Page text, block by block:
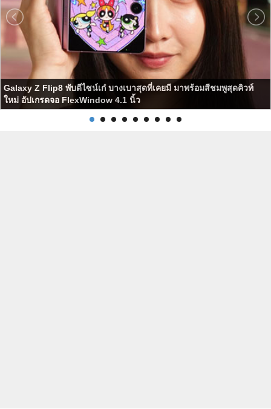
Galaxy Z Flip8 พับดีไซน์เก๋ บางเบาสุดที่เคยมี มาพร้อมสีชมพูสุดคิวท์
ใหม่ อัปเกรดจอ FlexWindow 4.1 นิ้ว